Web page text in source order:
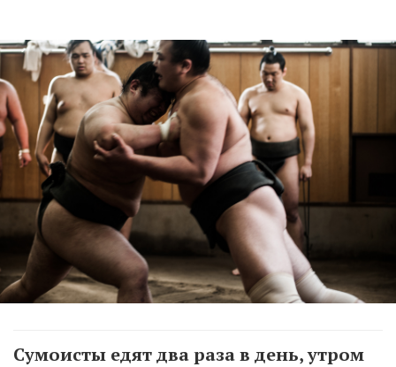
Сумоисты едят два раза в день, утром